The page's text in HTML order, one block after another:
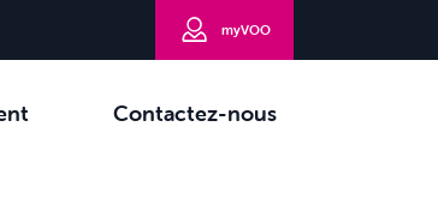
myVOO
Contactez-nous